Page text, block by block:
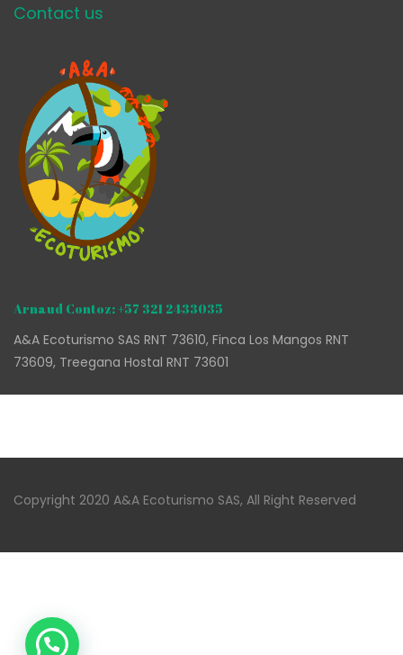
Contact us
Arnaud Contoz: +57 321 2433035
A&A Ecoturismo SAS RNT 73610, Finca Los Mangos RNT
73609, Treegana Hostal RNT 73601
Copyright 2020 A&A Ecoturismo SAS, All Right Reserved